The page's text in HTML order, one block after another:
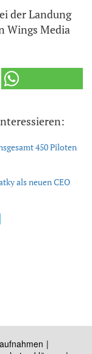
der Landung
Wings Media
450 Piloten
als neuen CEO